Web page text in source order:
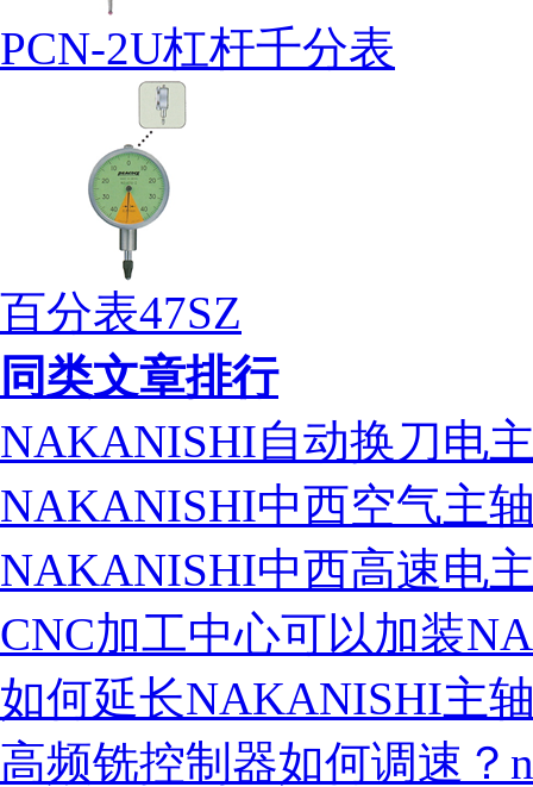
PCN-2U杠杆千分表
百分表47SZ
同类文章排行
NAKANISHI自动换刀电
NAKANISHI中西空气主
NAKANISHI中西高速电
CNC加工中心可以加装
如何延长NAKANISHI主
高频铣控制器如何调速？